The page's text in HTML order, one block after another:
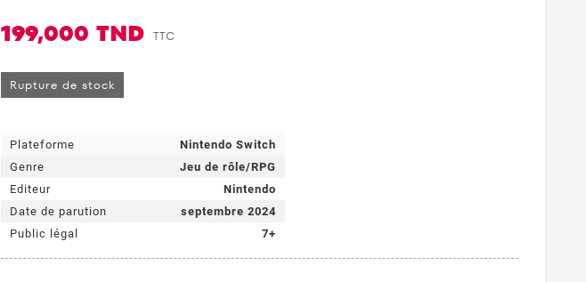
199,000 TND TTC
Rupture de stock
Plateforme
Nintendo Switch
Genre
Jeu de rôle/RPG
Editeur
Nintendo
Date de parution
septembre 2024
Public légal
7+